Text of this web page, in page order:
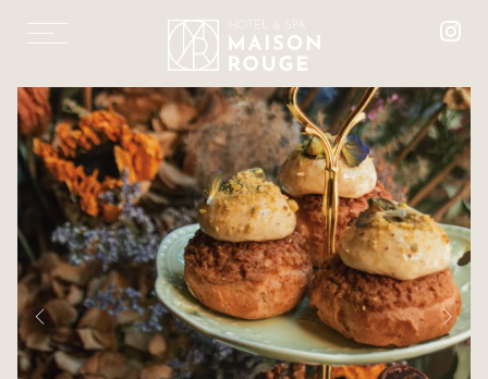
CHAMBRES & SUITES
RESTAURANT « LE 1387 »
GOÛTER GOURMAND À STRASBOURG
TEA TIME